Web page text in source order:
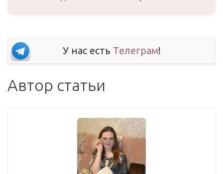
У нас есть Телеграм!
Автор статьи